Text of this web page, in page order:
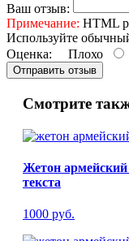
Ваш отзыв:
Примечание: HTML
Используйте
Оценка: Плохо
Отправить отзыв
Смотрите
Жетон
текста
1000 руб.